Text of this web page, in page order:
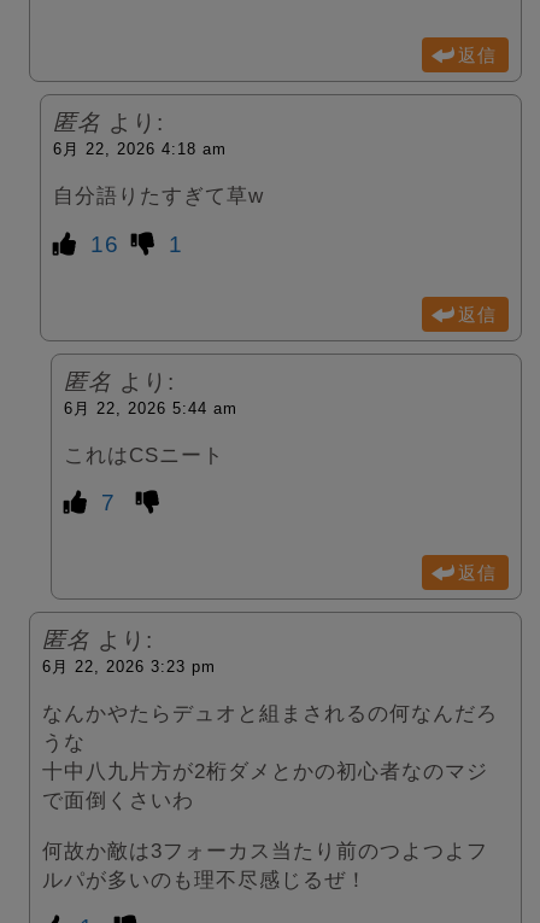
返信
匿名 より:
6月 22, 2026 4:18 am
自分語りたすぎて草w
16 1
返信
匿名 より:
6月 22, 2026 5:44 am
これはCSニート
7
返信
匿名 より:
6月 22, 2026 3:23 pm
なんかやたらデュオと組まされるの何なんだろ
うな
十中八九片方が2桁ダメとかの初心者なのマジ
で面倒くさいわ
何故か敵は3フォーカス当たり前のつよつよフ
ルパが多いのも理不尽感じるぜ！